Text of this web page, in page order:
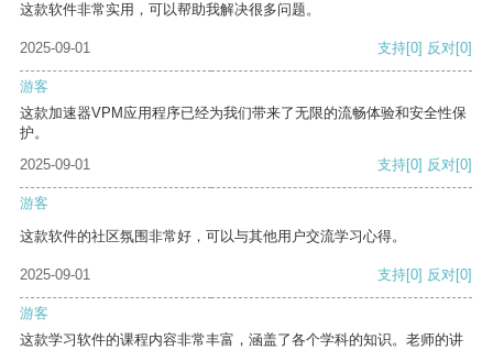
这款软件非常实用，可以帮助我解决很多问题。
2025-09-01 支持[0] 反对[0]
游客
这款加速器VPM应用程序已经为我们带来了无限的流畅体验和安全性保
护。
2025-09-01
支持[0] 反对[0]
游客
这款软件的社区氛围非常好，可以与其他用户交流学习心得。
2025-09-01 支持[0] 反对[0]
游客
这款学习软件的课程内容非常丰富，涵盖了各个学科的知识。老师的讲